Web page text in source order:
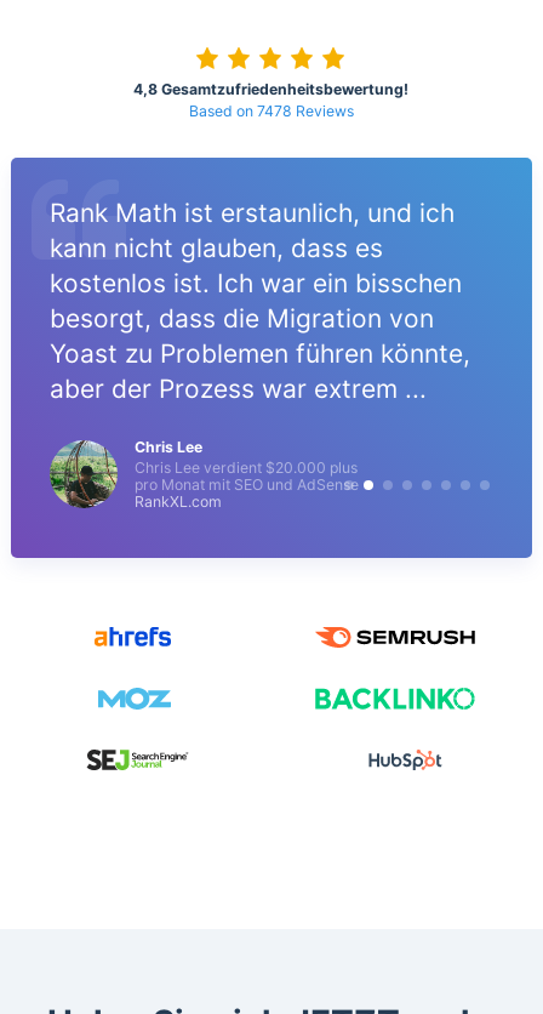
4,8 Gesamtzufriedenheitsbewertung!
Based on 7478 Reviews
Rank Math ist erstaunlich, und ich
kann nicht glauben, dass es
kostenlos ist. Ich war ein bisschen
besorgt, dass die Migration von
Yoast zu Problemen führen könnte,
aber der Prozess war extrem ...
Chris Lee
Chris Lee verdient $20.000 plus
pro Monat mit SEO und AdSense
RankXL.com